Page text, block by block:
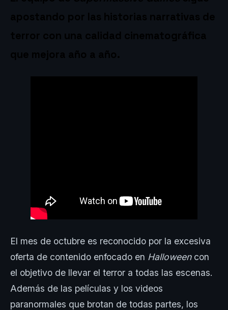
El mes de octubre es reconocido por la excesiva
oferta de contenido enfocado en Halloween con
el objetivo de llevar el terror a todas las escenas.
Además de las películas y los videos
paranormales que brotan de todas partes, los